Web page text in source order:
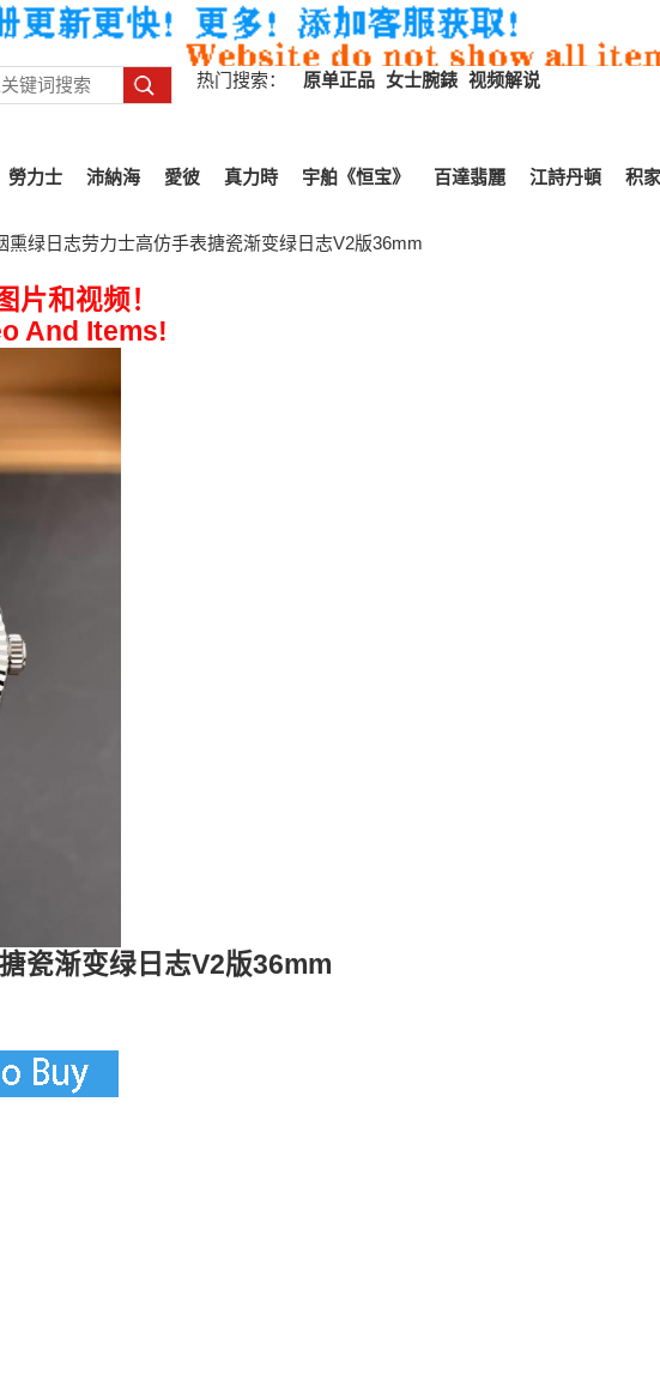
热门搜索： 原单正品 女士腕錶 视频解说
勞力士 沛納海 愛彼 真力時 宇舶《恒宝》 百達翡麗 江詩丹頓 积家
熏绿日志劳力士高仿手表搪瓷渐变绿日志V2版36mm
片和视频！
And Items!
瓷渐变绿日志V2版36mm